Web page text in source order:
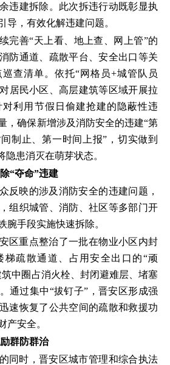
违建拆除。此次拆违行动既彰显执
导，有效化解违建问题。
完善“天上看、地上查、网上管”的
防通道、疏散平台、安全出口等关
查清单。依托“网格员+城管队员
居民小区、高层建筑等区域开展拉
利用节假日偷建抢建的隐蔽性违
，确保新增涉及消防安全的违建“第
制止、第一时间上报”，切实做到
隐患消灭在萌芽状态。
“夺命”违建
反映的涉及消防安全的违建问题，
组织城管、消防、社区等多部门开
腕手段实施快速拆除。
区重点整治了一批在物业小区内封
梯疏散通道、占用安全出口的“顽
中圈占消火栓、封闭避难层、堵塞
通过集中“拔钉子”，晋安区形成强
速恢复了公共空间的疏散和救援功
产安全。
群防群治
同时，晋安区城市管理和综合执法